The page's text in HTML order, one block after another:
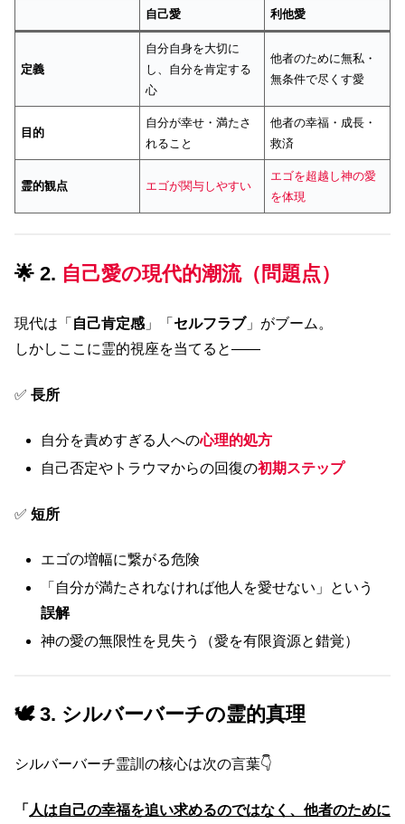
自己愛 利他愛
定義
自分自身を大切に
し、自分を肯定する
心
他者のために無私・
無条件で尽くす愛
目的
自分が幸せ・満たさ
れること
他者の幸福・成長・
救済
霊的観点 エゴが関与しやすい
エゴを超越し神の愛
を体現
🌟 2. 自己愛の現代的潮流（問題点）
現代は「 自己肯定感 」「 セルフラブ」がブーム。
しかしここに霊的視座を当てると――
✅ 長所
自分を責めすぎる人への心理的処方
自己否定やトラウマからの回復の初期ステップ
✅ 短所
エゴの増幅に繋がる危険
「自分が満たされなければ他人を愛せない」という
誤解
神の愛の無限性を見失う（愛を有限資源と錯覚）
🕊 3. シルバーバーチの霊的真理
シルバーバーチ霊訓の核心は次の言葉👇
「 人は自己の幸福を追い求めるのではなく、他者のために